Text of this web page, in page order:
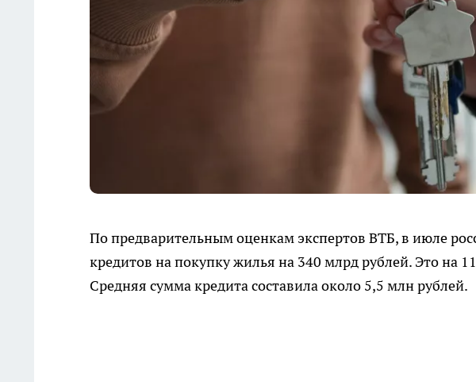
По предварительным оценкам экспертов ВТБ, в июле
кредитов на покупку жилья на 340 млрд рублей. Это на
Средняя сумма кредита составила около 5,5 млн рублей.